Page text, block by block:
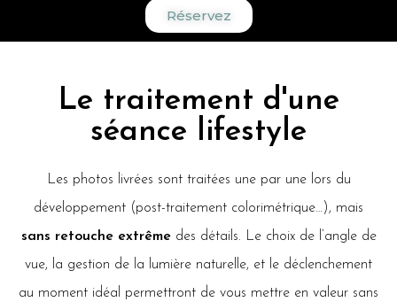
Réservez
Le traitement d'une
séance lifestyle
Les photos livrées sont traitées une par une lors du
développement (post-traitement colorimétrique…), mais
sans retouche extrêmedes détails. Le choix de l’angle de
vue, la gestion de la lumière naturelle, et le déclenchement
au moment idéal permettront de vous mettre en valeur sans